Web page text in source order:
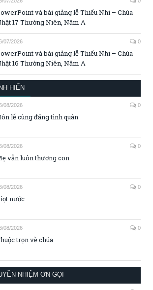
và bài giảng lễ Thiếu Nhi – Chúa
17 Thường Niên, Năm A
07/2026 0
và bài giảng lễ Thiếu Nhi – Chúa
16 Thường Niên, Năm A
HIẾN
08/2026 0
lễ cùng đấng tình quân
08/2026 0
vẫn luôn thương con
08/2026 0
nước
08/2026 0
trọn về chúa
NHIỆM ƠN GỌI